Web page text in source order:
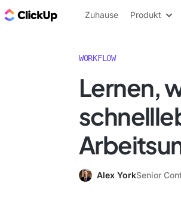
ClickUp Blog
Zuhause Produkt
WORKFLOW
Lernen,
Alex YorkSenior